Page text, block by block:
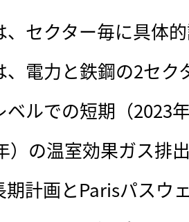
セクター毎に具体
、電力と鉄鋼の2セク
ベルでの短期（2023
）の温室効果ガス排
期計画とParisパスウ